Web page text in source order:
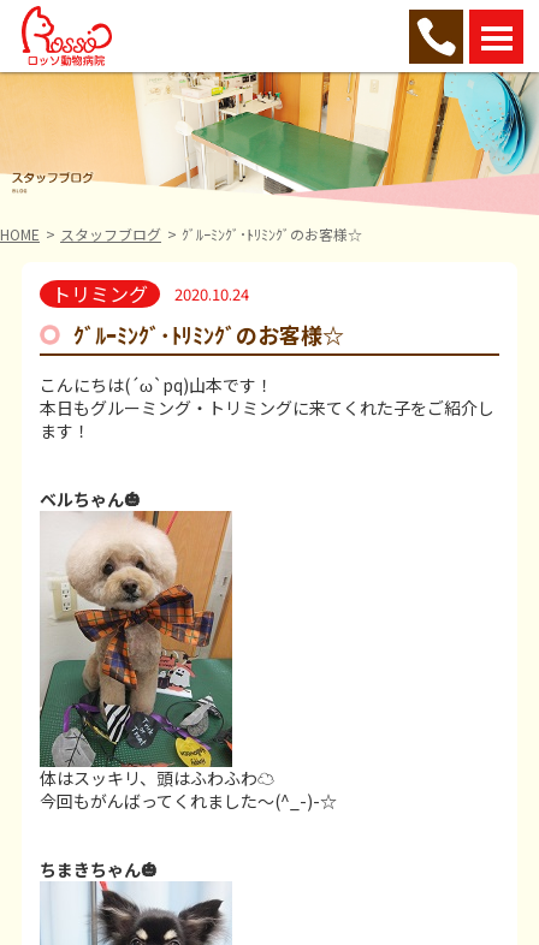
HOME スタッフブログ ｸﾞﾙｰﾐﾝｸﾞ･ﾄﾘﾐﾝｸﾞのお客様☆
トリミング 2020.10.24
ｸﾞﾙｰﾐﾝｸﾞ･ﾄﾘﾐﾝｸﾞのお客様☆
こんにちは(´ω`pq)山本です！
本日もグルーミング・トリミングに来てくれた子をご紹介し
ます！
ベルちゃん🎃
体はスッキリ、頭はふわふわ☁
今回もがんばってくれました～(^_-)-☆
ちまきちゃん🎃